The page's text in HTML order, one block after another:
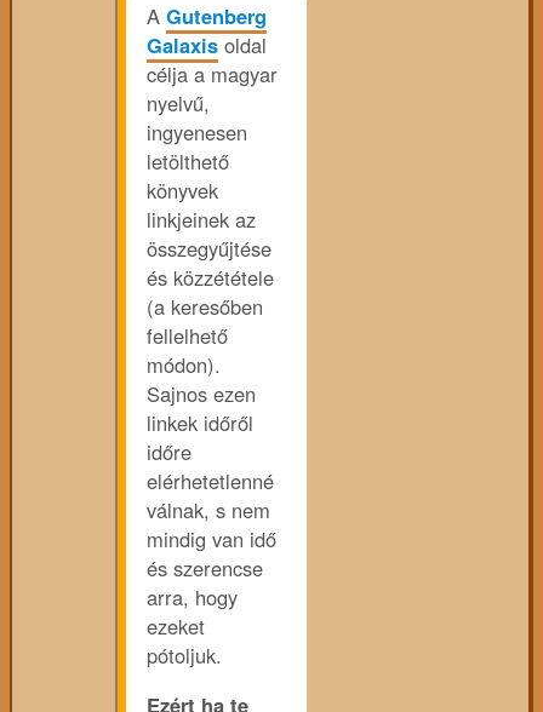
A Gutenberg
Galaxis oldal
célja a magyar
nyelvű,
ingyenesen
letölthető
könyvek
linkjeinek az
összegyűjtése
és közzététele
(a keresőben
fellelhető
módon).
Sajnos ezen
linkek időről
időre
elérhetetlenné
válnak, s nem
mindig van idő
és szerencse
arra, hogy
ezeket
pótoljuk.
Ezért ha te